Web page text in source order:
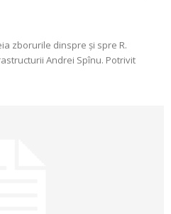
zborurile dinspre și spre R.
Andrei Spînu. Potrivit